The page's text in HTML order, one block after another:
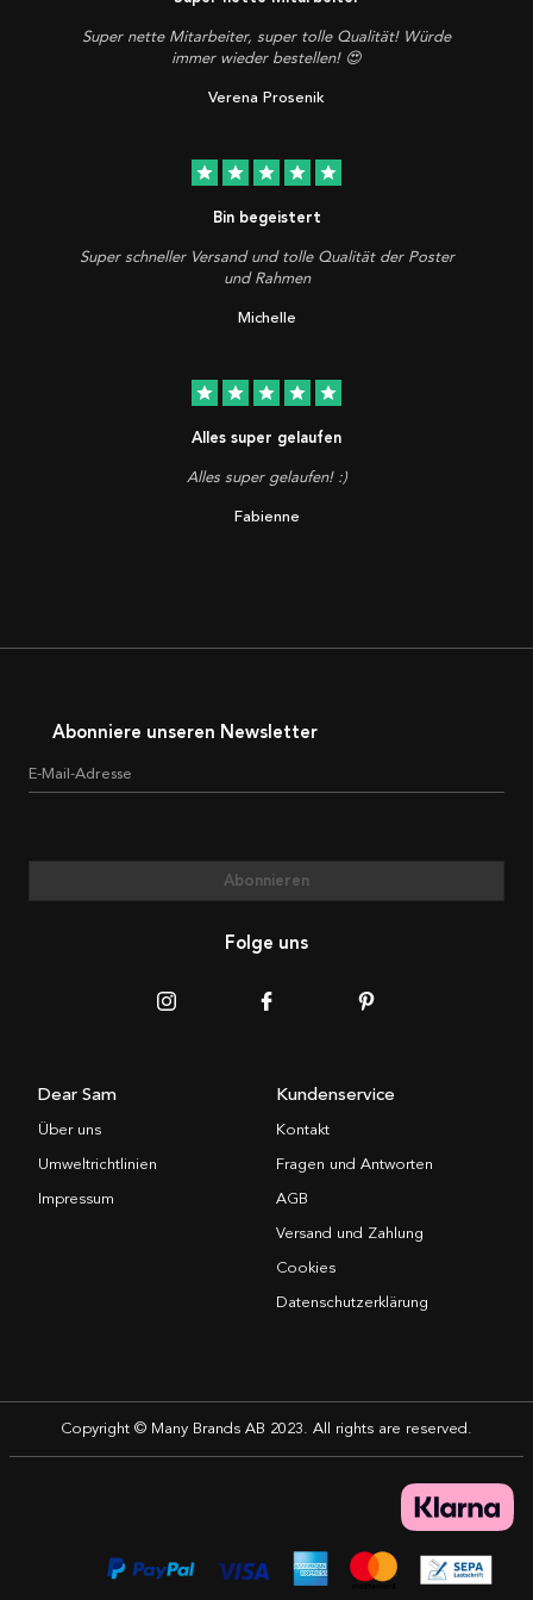
Super nette Mitarbeiter, super tolle Qualität! Würde
immer wieder bestellen! 😍
Verena Prosenik
star star star star star
Bin begeistert
Super schneller Versand und tolle Qualität der Poster
und Rahmen
Michelle
star star star star star
Alles super gelaufen
Alles super gelaufen! :)
Fabienne
Abonniere unseren Newsletter
E-Mail-Adresse
Abonnieren
Folge uns
Dear Sam
Über uns
Umweltrichtlinien
Impressum
Kundenservice
Kontakt
Fragen und Antworten
AGB
Versand und Zahlung
Cookies
Datenschutzerklärung
Copyright © Many Brands AB 2023. All rights are reserved.